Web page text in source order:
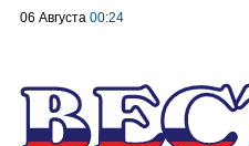
06 Августа 00:24